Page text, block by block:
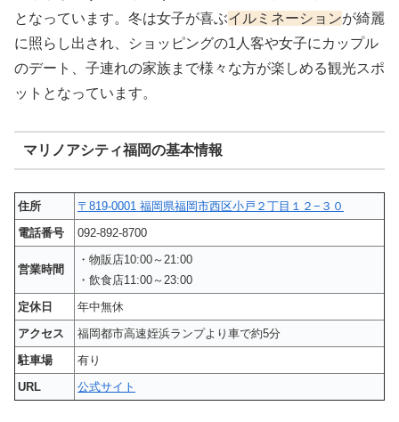
となっています。冬は女子が喜ぶイルミネーションが綺麗
に照らし出され、ショッピングの1人客や女子にカップル
のデート、子連れの家族まで様々な方が楽しめる観光スポ
ットとなっています。
マリノアシティ福岡の基本情報
住所
〒819-0001 福岡県福岡市西区小戸２丁目１２−３０
電話番号
092-892-8700
営業時間
・物販店10:00～21:00
・飲食店11:00～23:00
定休日
年中無休
アクセス
福岡都市高速姪浜ランプより車で約5分
駐車場
有り
URL
公式サイト